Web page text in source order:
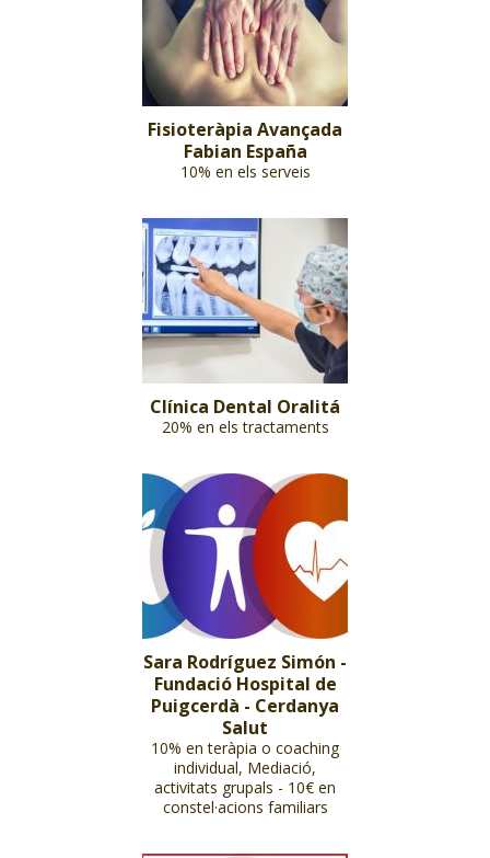
Fisioteràpia Avançada
Fabian España
10% en els serveis
Clínica Dental Oralitá
20% en els tractaments
Sara Rodríguez Simón -
Fundació Hospital de
Puigcerdà - Cerdanya
Salut
10% en teràpia o coaching
individual, Mediació,
activitats grupals - 10€ en
constel·acions familiars